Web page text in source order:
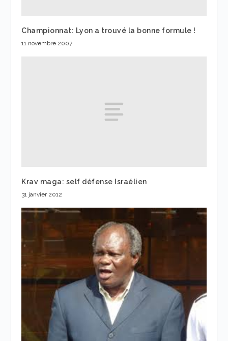
Championnat: Lyon a trouvé la bonne formule !
11 novembre 2007
Krav maga: self défense Israélien
31 janvier 2012